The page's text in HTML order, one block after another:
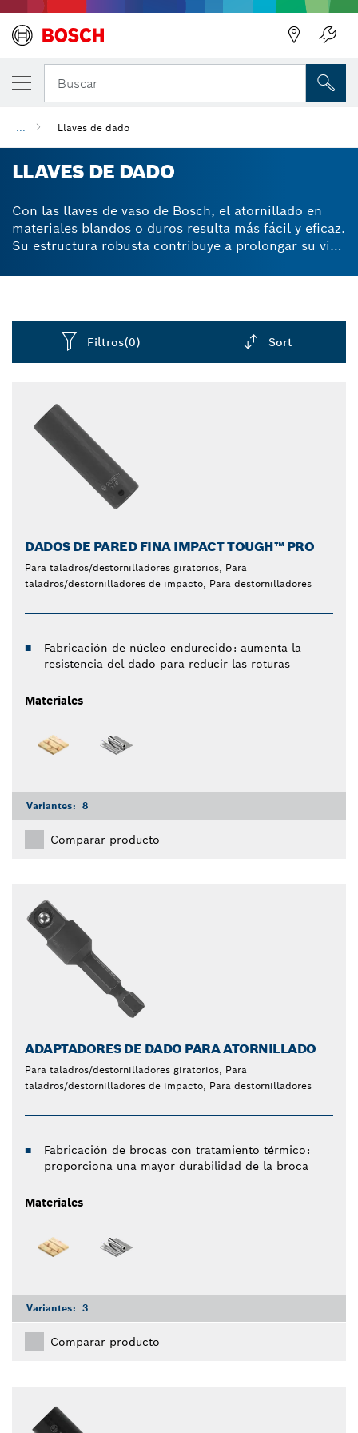
Buscar
... Llaves de dado
LLAVES DE DADO
Con las llaves de vaso de Bosch, el atornillado en
materiales blandos o duros resulta más fácil y eficaz.
Su estructura robusta contribuye a prolongar su vida
transferencia de potencia al atornillar, lo que ayuda
Filtros(0) Sort
DADOS DE PARED FINA IMPACT TOUGH™ PRO
Para taladros/destornilladores giratorios, Para
taladros/destornilladores de impacto, Para destornilladores
Fabricación de núcleo endurecido: aumenta la
resistencia del dado para reducir las roturas
Materiales
Variantes: 8
Comparar producto
ADAPTADORES DE DADO PARA ATORNILLADO
Para taladros/destornilladores giratorios, Para
taladros/destornilladores de impacto, Para destornilladores
Fabricación de brocas con tratamiento térmico:
proporciona una mayor durabilidad de la broca
Materiales
Variantes: 3
Comparar producto